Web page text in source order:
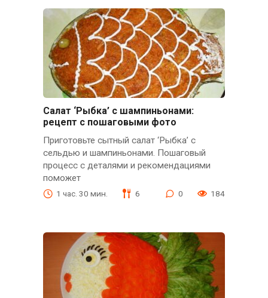
Салат ‘Рыбка’ с шампиньонами:
рецепт с пошаговыми фото
Приготовьте сытный салат ‘Рыбка’ с
сельдью и шампиньонами. Пошаговый
процесс с деталями и рекомендациями
поможет
1 час. 30 мин. 6 0 184